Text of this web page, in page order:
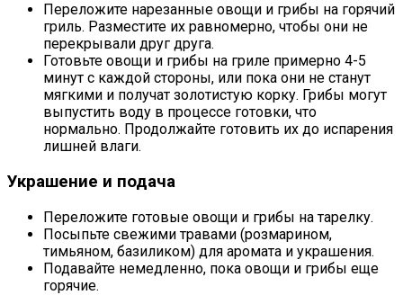
Переложите нарезанные овощи и грибы на горячий
гриль. Разместите их равномерно, чтобы они не
перекрывали друг друга.
Готовьте овощи и грибы на гриле примерно 4-5
минут с каждой стороны, или пока они не станут
мягкими и получат золотистую корку. Грибы могут
выпустить воду в процессе готовки, что
нормально. Продолжайте готовить их до испарения
лишней влаги.
Украшение и подача
Переложите готовые овощи и грибы на тарелку.
Посыпьте свежими травами (розмарином,
тимьяном, базиликом) для аромата и украшения.
Подавайте немедленно, пока овощи и грибы еще
горячие.